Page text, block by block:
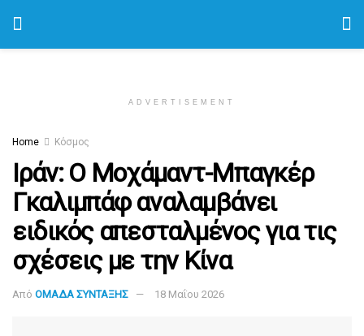
ADVERTISEMENT
Home Κόσμος
Ιράν: Ο Μοχάμαντ-Μπαγκέρ
Γκαλιμπάφ αναλαμβάνει
ειδικός απεσταλμένος για τις
σχέσεις με την Κίνα
Από ΟΜΑΔΑ ΣΥΝΤΑΞΗΣ 18 Μαΐου 2026